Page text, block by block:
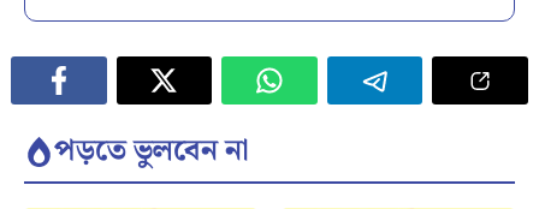
পড়তে ভুলবেন না